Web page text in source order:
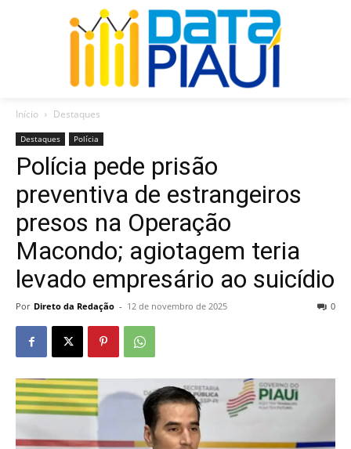
Início Destaques
Destaques Polícia
Polícia pede prisão
preventiva de estrangeiros
presos na Operação
Macondo; agiotagem teria
levado empresário ao suicídio
Por Direto da Redação - 12 de novembro de 2025 0